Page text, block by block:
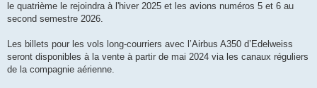
le quatrième le rejoindra à l'hiver 2025 et les avions numéros 5 et 6 au
second semestre 2026.
Les billets pour les vols long-courriers avec l’Airbus A350 d’Edelweiss
seront disponibles à la vente à partir de mai 2024 via les canaux réguliers
de la compagnie aérienne.